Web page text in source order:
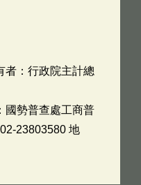
者：行政院主計總
國勢普查處工商普
23803580 地